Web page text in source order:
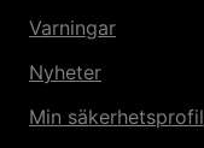
Varningar
Nyheter
Min säkerhetsprofil